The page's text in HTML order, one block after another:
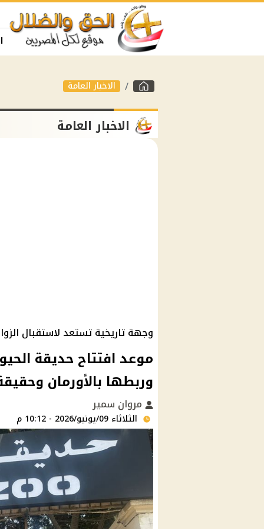
الاخبار العامة
الاخبار العامة
وجهة تاريخية تستعد لاستقبال
وربطها بالأورمان
مروان سمير
الثلاثاء 09/يونيو/2026 - 10:12 م